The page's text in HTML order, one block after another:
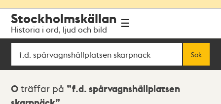
navigationen
huvudinnehållet
Stockholmskällan
Historia i ord, ljud och bild
Sök
Sök
Sökresultat
0 träffar på
f.d. spårvagnshållplatsen